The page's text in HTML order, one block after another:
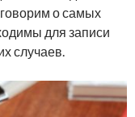
о самых
для записи
случаев.